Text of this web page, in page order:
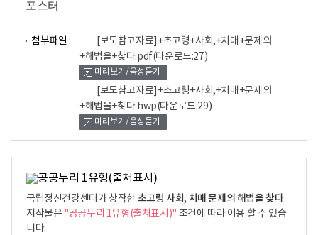
포스터
첨부파일 :
[보도참고자료]+초고령+사회,+치매+문제의
+해법을+찾다.pdf(다운로드:27)
미리보기/음성듣기
[보도참고자료]+초고령+사회,+치매+문제의
+해법을+찾다.hwp(다운로드:29)
미리보기/음성듣기
국립정신건강센터가 창작한 초고령 사회, 치매 문제의 해법을 찾다
저작물은 "공공누리 1유형(출처표시)" 조건에 따라 이용 할 수 있습
니다.